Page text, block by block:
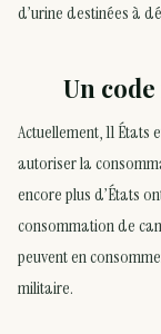
d’urine destinées à
Un
Actuellement, 11
autoriser la
encore plus d’États
consommation de
peuvent en
militaire.